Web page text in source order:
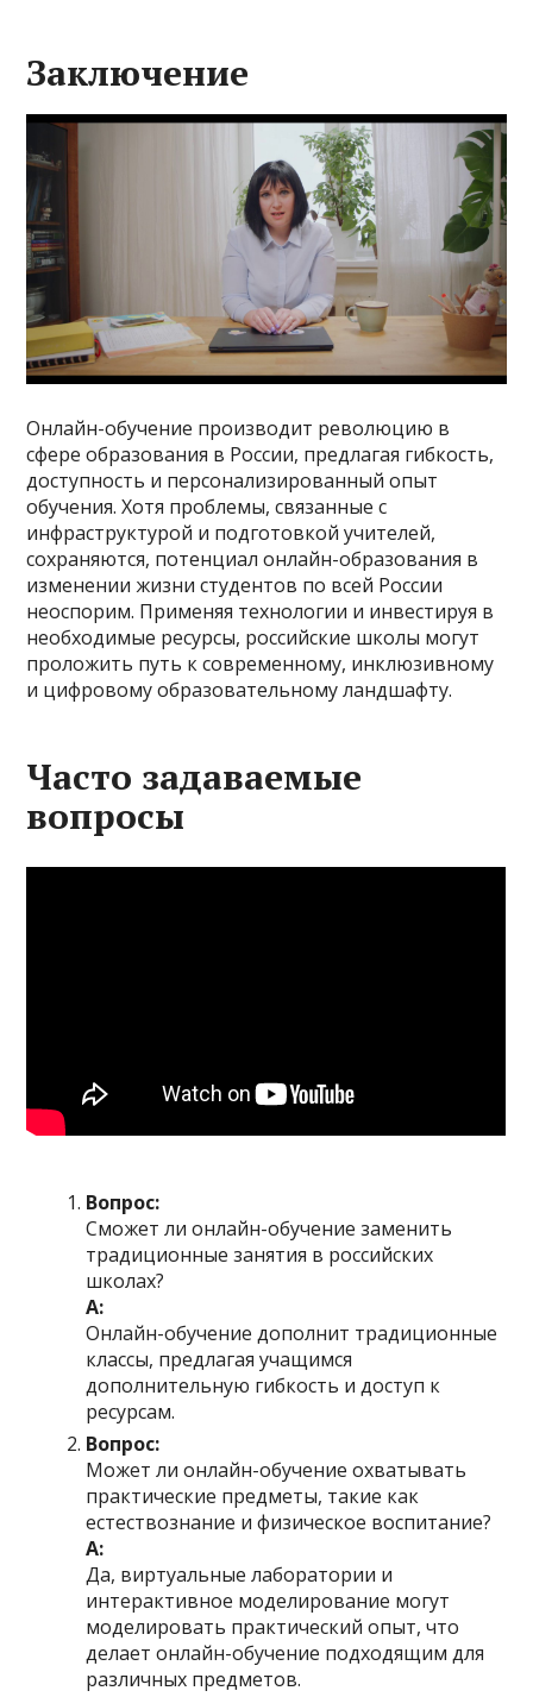
Заключение
Онлайн-обучение производит революцию в
сфере образования в России, предлагая гибкость,
доступность и персонализированный опыт
обучения. Хотя проблемы, связанные с
инфраструктурой и подготовкой учителей,
сохраняются, потенциал онлайн-образования в
изменении жизни студентов по всей России
неоспорим. Применяя технологии и инвестируя в
необходимые ресурсы, российские школы могут
проложить путь к современному, инклюзивному
и цифровому образовательному ландшафту.
Часто задаваемые
вопросы
Вопрос:
Сможет ли онлайн-обучение заменить
традиционные занятия в российских
школах?
А:
Онлайн-обучение дополнит традиционные
классы, предлагая учащимся
дополнительную гибкость и доступ к
ресурсам.
Вопрос:
Может ли онлайн-обучение охватывать
практические предметы, такие как
естествознание и физическое воспитание?
А:
Да, виртуальные лаборатории и
интерактивное моделирование могут
моделировать практический опыт, что
делает онлайн-обучение подходящим для
различных предметов.